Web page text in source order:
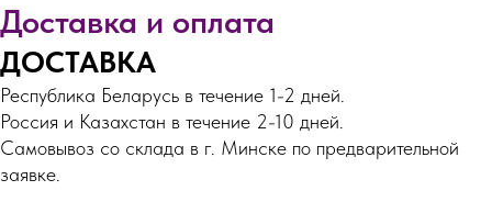
Доставка и оплата
ДОСТАВКА
Республика Беларусь в течение 1-2 дней.
Россия и Казахстан в течение 2-10 дней.
Самовывоз со склада в г. Минске по предварительной
заявке.